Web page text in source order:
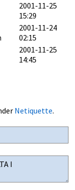
2001-11-25
15:29
2001-11-24
02:15
2001-11-25
14:45
Netiquette.